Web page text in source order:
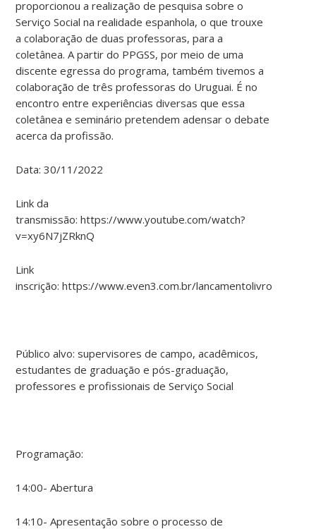
proporcionou a realização de pesquisa sobre o
Serviço Social na realidade espanhola, o que trouxe
a colaboração de duas professoras, para a
coletânea. A partir do PPGSS, por meio de uma
discente egressa do programa, também tivemos a
colaboração de três professoras do Uruguai. É no
encontro entre experiências diversas que essa
coletânea e seminário pretendem adensar o debate
acerca da profissão.
Data: 30/11/2022
Link da
transmissão: https://www.youtube.com/watch?
v=xy6N7jZRknQ
Link
inscrição: https://www.even3.com.br/lancamentolivrosso/
Público alvo: supervisores de campo, acadêmicos,
estudantes de graduação e pós-graduação,
professores e profissionais de Serviço Social
Programação:
14:00- Abertura
14:10- Apresentação sobre o processo de